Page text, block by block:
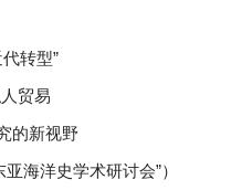
转型”
贸易
的新视野
海洋史学术研讨会”）